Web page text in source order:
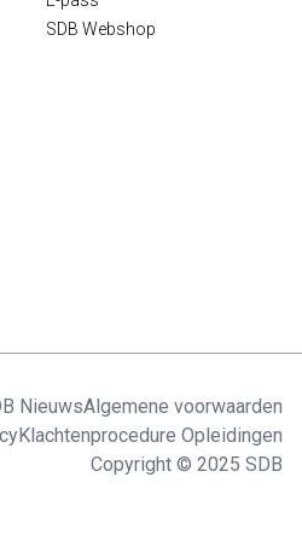
SDB Webshop
NieuwsAlgemene voorwaarden
Klachtenprocedure Opleidingen
Copyright © 2025 SDB